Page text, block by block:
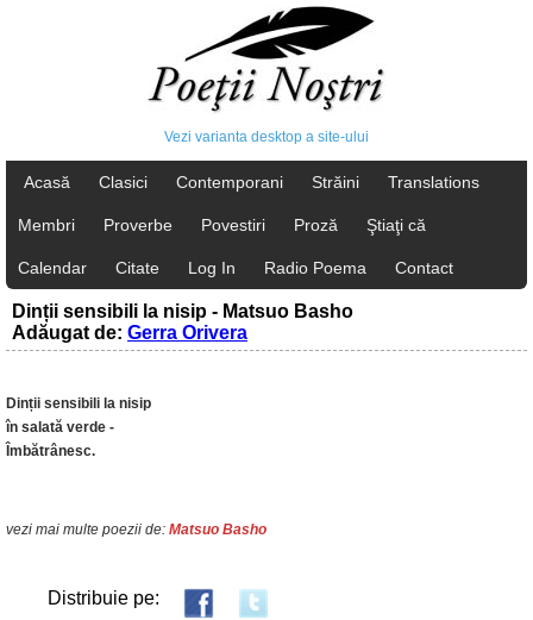
Vezi varianta desktop a site-ului
Acasă Clasici Contemporani Străini Translations
Membri Proverbe Povestiri Proză Ştiaţi că
Calendar Citate Log In Radio Poema Contact
Dinții sensibili la nisip - Matsuo Basho
Adăugat de: Gerra Orivera
Dinții sensibili la nisip
în salată verde -
Îmbătrânesc.
vezi mai multe poezii de: Matsuo Basho
Distribuie pe: